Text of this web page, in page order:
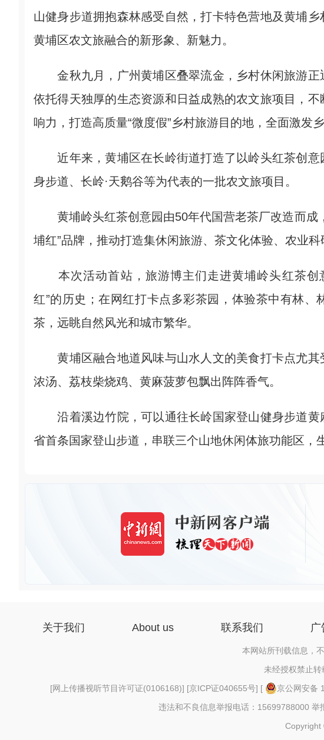
山健身步道拥抱森林感受自然，打卡特色营地及黄埔
黄埔区农文旅融合的新形象、新魅力。
金秋九月，广州黄埔区叠翠流金，乡村休闲旅游正
依托得天独厚的生态资源和日益成熟的农文旅项目，
响力，打造高质量“微度假”乡村旅游目的地，全面激发
近年来，黄埔区在长岭街道打造了以岭头红茶创意
身步道、长岭·天鹅谷等为代表的一批农文旅项目。
黄埔岭头红茶创意园由50年代国营老茶厂改造而成
埔红”品牌，推动打造集休闲旅游、茶文化体验、农业科
本次活动首站，旅游博主们走进黄埔岭头红茶创
红”的历史；在网红打卡点多彩茶园，体验茶中有林
茶，远眺自然风光和城市繁华。
黄埔区融合地道风味与山水人文的美食打卡点尤其
浓汤、荔枝柴烧鸡、黄麻菠萝包飘出阵阵香气。
沿着溪边竹院，可以通往长岭国家登山健身步道黄
省首条国家登山步道，串联三个山地休闲体旅功能区，
关于我们 About us 联系我们 广
本网站所刊载信息，
未经授权禁止转
[网上传播视听节目许可证(0106168)] [京ICP证040655号] [ 京公网安备
违法和不良信息举报电话：15699788000
Copyright